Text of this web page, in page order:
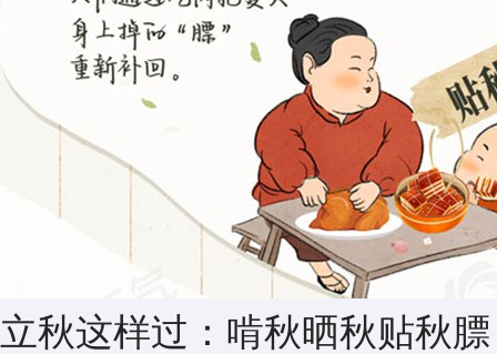
立秋这样过：啃秋晒秋贴秋